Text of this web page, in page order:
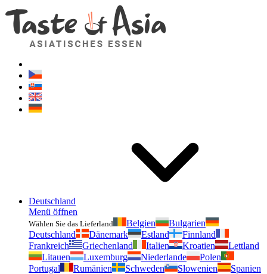
Deutschland
Menü öffnen
Wählen Sie das Lieferland Belgien
Bulgarien
Deutschland
Dänemark Estland
Finnland
Frankreich
Griechenland Italien Kroatien
Lettland
Litauen
Luxemburg Niederlande
Polen
Portugal
Rumänien Schweden Slowenien
Spanien
Geschmackvonasien.de
Zögern Sie nicht zu fragen. Ich bin für Sie da!